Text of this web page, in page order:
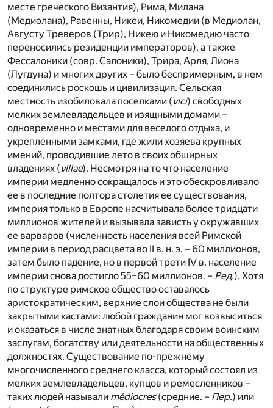
месте греческого Византия), Рима, Милана
(Медиолана), Равенны, Никеи, Никомедии (в Медиолан,
Августу Треверов (Трир), Никею и Никомедию часто
переносились резиденции императоров), а также
Фессалоники (совр. Салоники), Трира, Арля, Лиона
(Лугдуна) и многих других – было беспримерным, в нем
соединились роскошь и цивилизация. Сельская
местность изобиловала поселками (vici) свободных
мелких землевладельцев и изящными домами –
одновременно и местами для веселого отдыха, и
укрепленными замками, где жили хозяева крупных
имений, проводившие лето в своих обширных
владениях (villae). Несмотря на то что население
империи медленно сокращалось и это обескровливало
ее в последние полтора столетия ее существования,
империя только в Европе насчитывала более тридцати
миллионов жителей и вызывала зависть у окружавших
ее варваров (численность населения всей Римской
империи в период расцвета во II в. н. э. – 60 миллионов,
затем было падение, но в первой трети IV в. население
империи снова достигло 55–60 миллионов. – Ред.). Хотя
по структуре римское общество оставалось
аристократическим, верхние слои общества не были
закрытыми кастами: любой гражданин мог возвыситься
и оказаться в числе знатных благодаря своим воинским
заслугам, богатству или деятельности на общественных
должностях. Существование по-прежнему
многочисленного среднего класса, который состоял из
мелких землевладельцев, купцов и ремесленников –
таких людей называли médiocres(средние. – Пер.) или